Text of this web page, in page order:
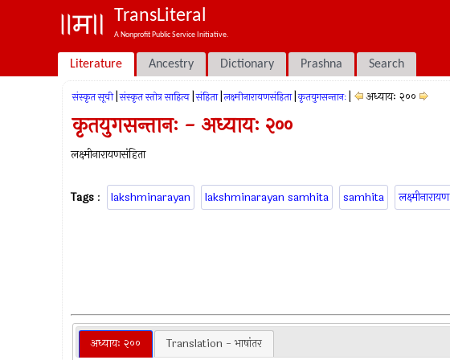
TransLiteral
A Nonprofit Public Service Initiative.
Literature Ancestry Dictionary Prashna Search
संस्कृत सूची संस्कृत स्तोत्र साहित्य संहिता लक्ष्मीनारायणसंहिता कृतयुगसन्तानः अध्यायः २००
कृतयुगसन्तानः - अध्यायः २००
लक्ष्मीनारायणसंहिता
Tags : lakshminarayan lakshminarayan samhita samhita लक्ष्मीनारायण
अध्यायः २०० Translation - भाषांतर